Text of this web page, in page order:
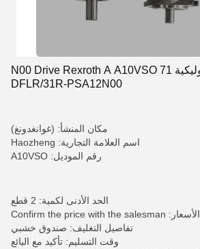
مضخات هيدروليكية N00 Drive Rexroth A A10VSO 71
DFLR/31R-PSA12N00
مكان المنشأ: (غوانغدونغ)
اسم العلامة التجارية: Haozheng
رقم الموديل: A10VSO
الحد الأدنى لكمية: 2 قطع
الأسعار: Confirm the price with the salesman
تفاصيل التغليف: صندوق خشبي
وقت التسليم: تأكيد مع البائع